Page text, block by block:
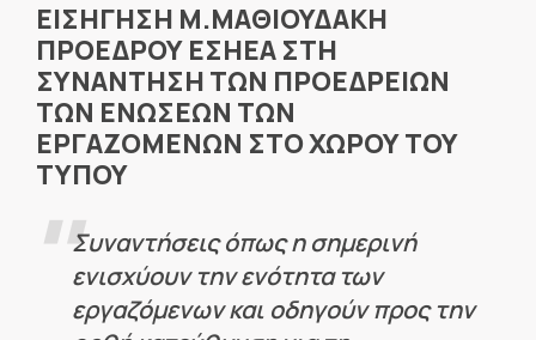
ΕΙΣΗΓΗΣΗ Μ.ΜΑΘΙΟΥΔΑΚΗ
ΠΡΟΕΔΡΟΥ ΕΣΗΕΑ ΣΤΗ
ΣΥΝΑΝΤΗΣΗ ΤΩΝ ΠΡΟΕΔΡΕΙΩΝ
ΤΩΝ ΕΝΩΣΕΩΝ ΤΩΝ
ΕΡΓΑΖΟΜΕΝΩΝ ΣΤΟ ΧΩΡΟΥ ΤΟΥ
ΤΥΠΟΥ
Συναντήσεις όπως η σημερινή
ενισχύουν την ενότητα των
εργαζόμενων και οδηγούν προς την